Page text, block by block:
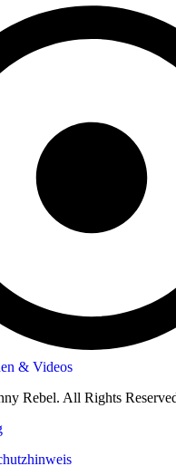
& Videos
Rebel. All Rights